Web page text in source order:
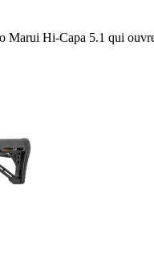
Marui Hi-Capa 5.1 qui